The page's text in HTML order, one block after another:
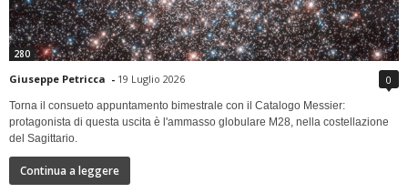
280
Giuseppe Petricca - 19 Luglio 2026 0
Torna il consueto appuntamento bimestrale con il Catalogo Messier:
protagonista di questa uscita è l'ammasso globulare M28, nella costellazione
del Sagittario.
Continua a leggere